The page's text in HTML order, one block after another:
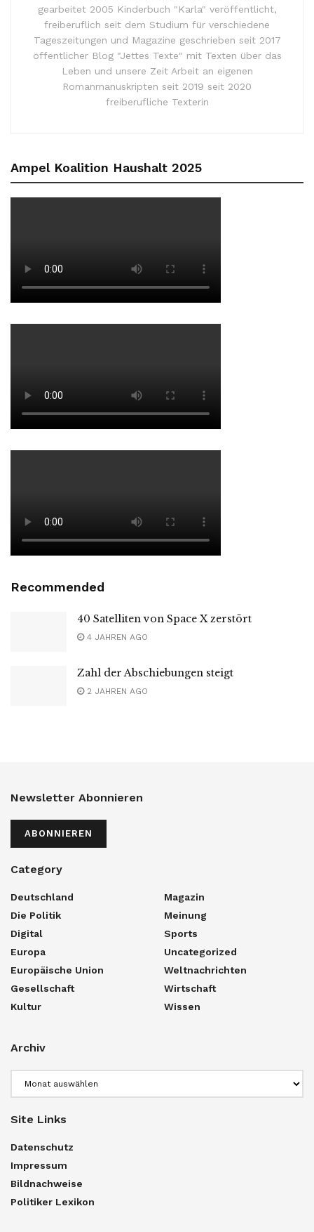
gearbeitet 2005 Kinderbuch "Karla" veröffentlicht,
freiberuflich seit dem Studium für verschiedene
Tageszeitungen und Magazine geschrieben seit 2017
öffentlicher Blog "Jettes Texte" mit Texten über das
Leben und unsere Zeit Arbeit an eigenen
Romanmanuskripten seit 2019 seit 2020
freiberufliche Texterin
Ampel Koalition Haushalt 2025
Recommended
40 Satelliten von Space X zerstört
4 JAHREN AGO
Zahl der Abschiebungen steigt
2 JAHREN AGO
Newsletter Abonnieren
ABONNIEREN
Category
Deutschland
Die Politik
Digital
Europa
Europäische Union
Gesellschaft
Kultur
Magazin
Meinung
Sports
Uncategorized
Weltnachrichten
Wirtschaft
Wissen
Archiv
Site Links
Datenschutz
Impressum
Bildnachweise
Politiker Lexikon